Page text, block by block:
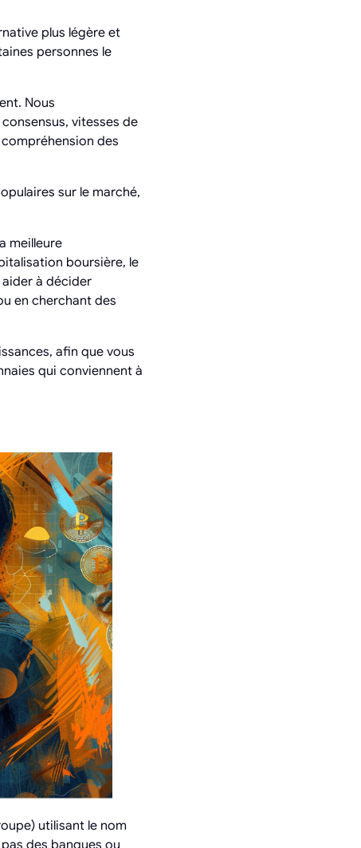
plus légère et
personnes le
Nous
vitesses de
des
sur le marché,
meilleure
boursière, le
à décider
en cherchant des
afin que vous
qui conviennent à
utilisant le nom